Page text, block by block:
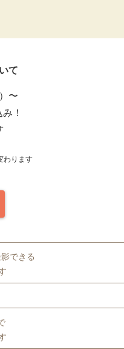
て
〜
！
わります
できる